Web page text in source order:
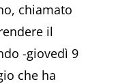
chiamato
il
-giovedì 9
che ha